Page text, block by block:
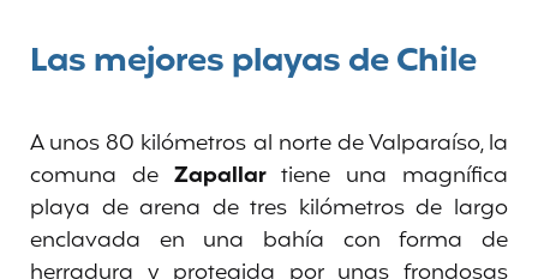
Las mejores playas de Chile
A unos 80 kilómetros al norte de Valparaíso, la
comuna de Zapallartiene una magnífica
playa de arena de tres kilómetros de largo
enclavada en una bahía con forma de